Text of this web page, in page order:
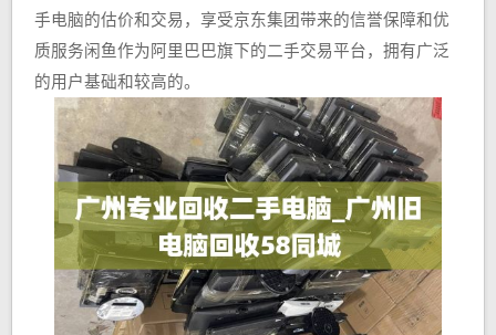
手电脑的估价和交易，享受京东集团带来的信誉保障和优
质服务闲鱼作为阿里巴巴旗下的二手交易平台，拥有广泛
的用户基础和较高的。